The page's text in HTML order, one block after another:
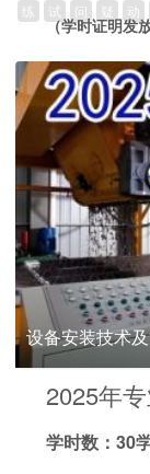
（学时证明发
练 试 问 疑 动
设备安装技术及
2025年
学时数：30